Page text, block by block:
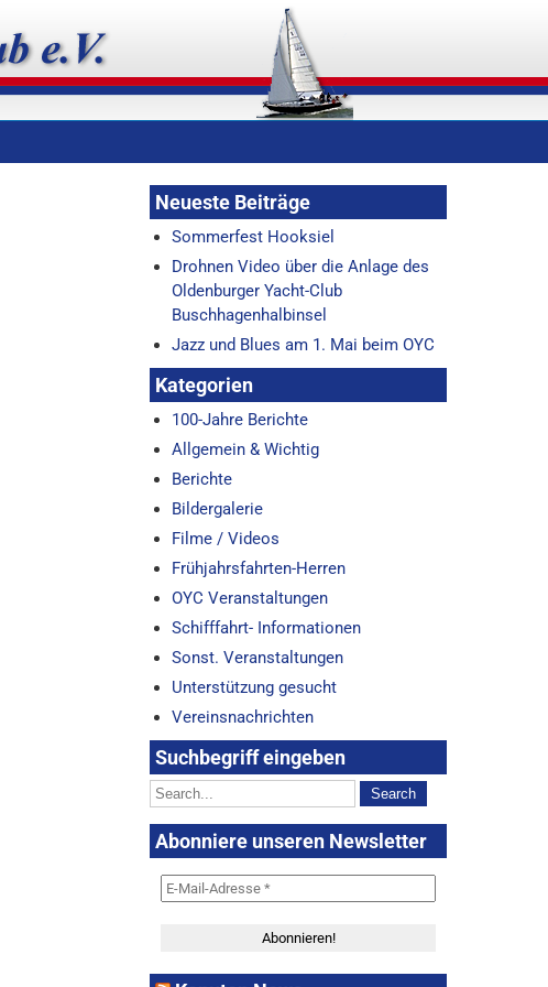
Neueste Beiträge
Sommerfest Hooksiel
Drohnen Video über die Anlage des
Oldenburger Yacht-Club
Buschhagenhalbinsel
Jazz und Blues am 1. Mai beim OYC
Kategorien
100-Jahre Berichte
Allgemein & Wichtig
Berichte
Bildergalerie
Filme / Videos
Frühjahrsfahrten-Herren
OYC Veranstaltungen
Schifffahrt- Informationen
Sonst. Veranstaltungen
Unterstützung gesucht
Vereinsnachrichten
Suchbegriff eingeben
Abonniere unseren Newsletter